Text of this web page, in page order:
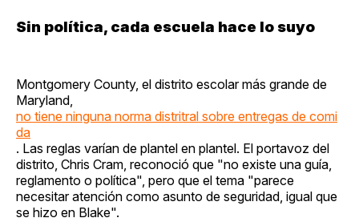
Sin política, cada escuela hace lo suyo
Montgomery County, el distrito escolar más grande de
Maryland,
no tiene ninguna norma distritral sobre entregas de comi
da
. Las reglas varían de plantel en plantel. El portavoz del
distrito, Chris Cram, reconoció que "no existe una guía,
reglamento o política", pero que el tema "parece
necesitar atención como asunto de seguridad, igual que
se hizo en Blake".